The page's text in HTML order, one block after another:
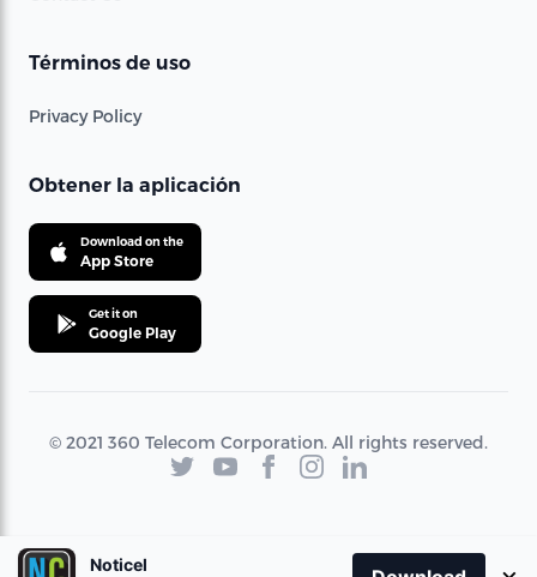
Términos de uso
Privacy Policy
Obtener la aplicación
Download on the
App Store
Get it on
Google Play
© 2021 360 Telecom Corporation. All rights reserved.
Noticel